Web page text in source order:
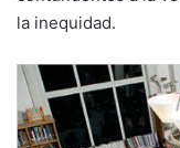
la inequidad.